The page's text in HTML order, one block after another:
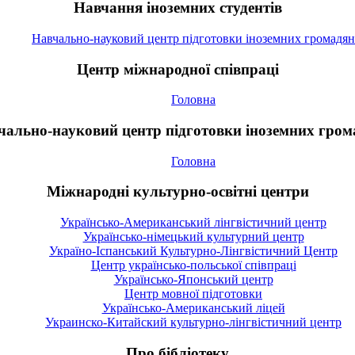
Навчання іноземних студентів
Навчально-науковий центр підготовки іноземних громадян
Центр міжнародної співпраці
Головна
науковий центр підготовки іноземних
Головна
Міжнародні культурно-освітні центри
Українсько-Американський лінгвістичний центр
Українсько-німецький культурний центр
Україно-Іспанський Культурно-Лінгвістичний Центр
Центр українсько-польської співпраці
Українсько-Японський центр
Центр мовної підготовки
Українсько-Американський ліцей
Украинско-Китайский культурно-лінгвістичний центр